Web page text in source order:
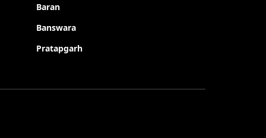
Baran
Banswara
Pratapgarh